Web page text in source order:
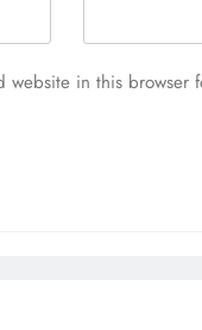
website in this browser